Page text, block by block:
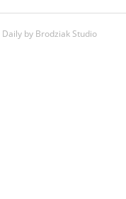
Daily by Brodziak Studio